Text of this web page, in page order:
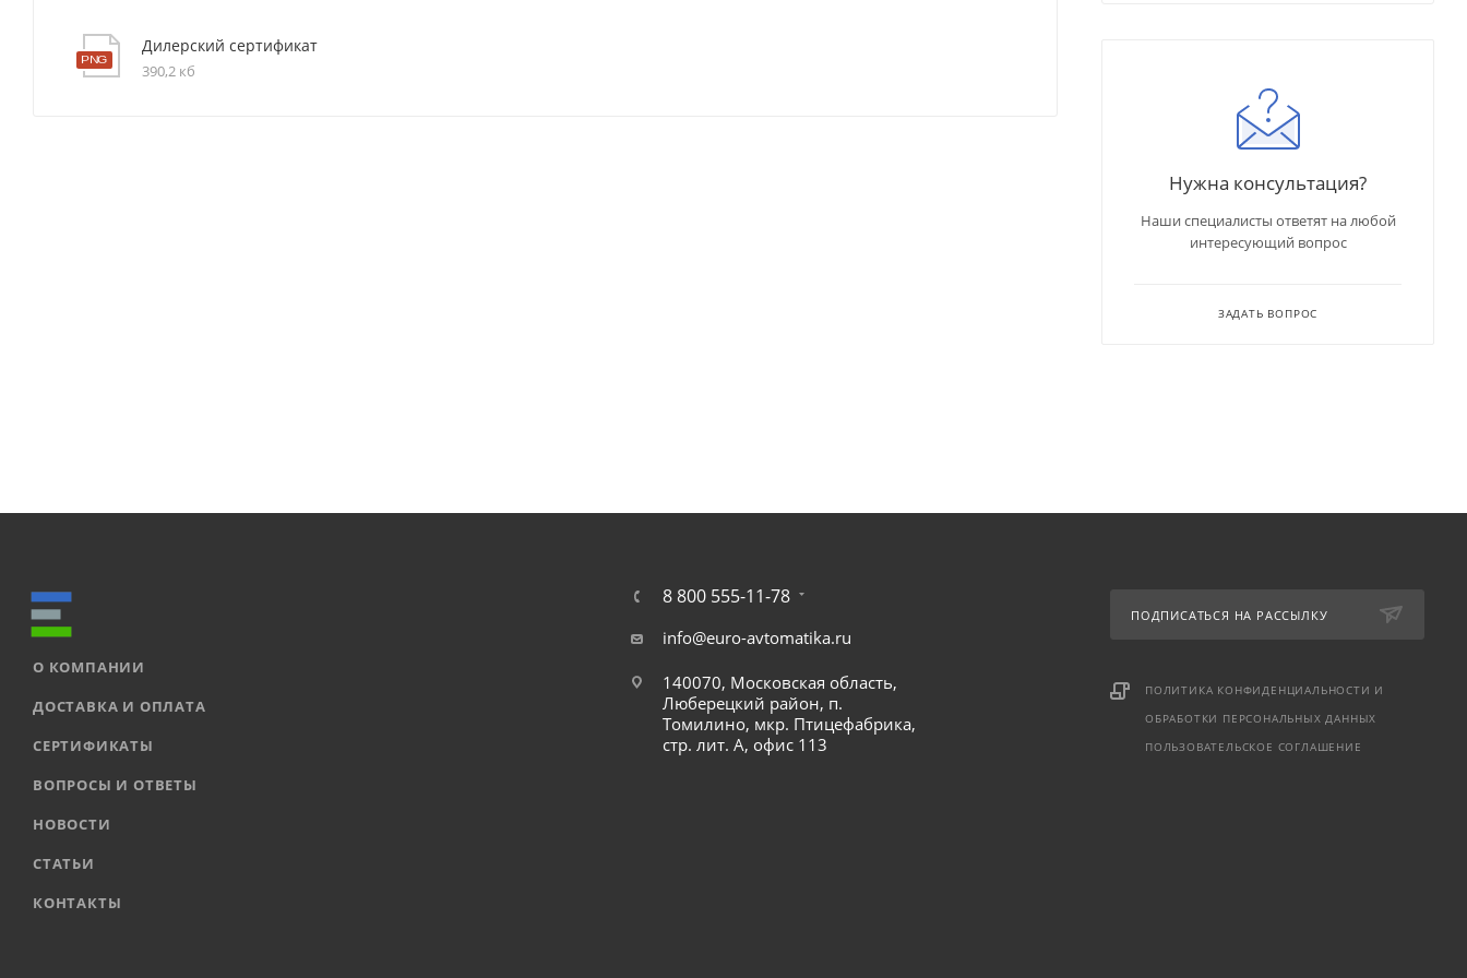
Дилерский сертификат
390,2 кб
Нужна консультация?
Наши специалисты ответят на любой
интересующий вопрос
ЗАДАТЬ ВОПРОС
О КОМПАНИИ
ДОСТАВКА И ОПЛАТА
СЕРТИФИКАТЫ
ВОПРОСЫ И ОТВЕТЫ
НОВОСТИ
СТАТЬИ
КОНТАКТЫ
8 800 555-11-78
info@euro-avtomatika.ru
140070, Московская область,
Люберецкий район, п.
Томилино, мкр. Птицефабрика,
стр. лит. А, офис 113
ПОДПИСАТЬСЯ НА РАССЫЛКУ
ПОЛИТИКА КОНФИДЕНЦИАЛЬНОСТИ И
ОБРАБОТКИ ПЕРСОНАЛЬНЫХ ДАННЫХ
ПОЛЬЗОВАТЕЛЬСКОЕ СОГЛАШЕНИЕ